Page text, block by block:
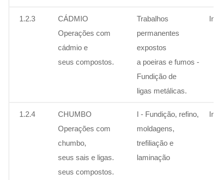
1.2.3
CÁDMIO
Operações com
cádmio e
seus compostos.
Trabalhos
permanentes
expostos
a poeiras e fumos -
Fundição de
ligas metálicas.
1.2.4
CHUMBO
Operações com
chumbo,
seus sais e ligas.
seus compostos.
I - Fundição, refino,
moldagens,
trefiliação e
laminação